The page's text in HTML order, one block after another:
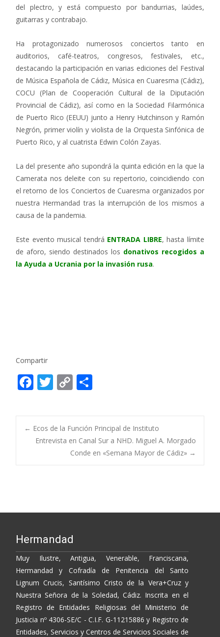
del plectro, y está compuesto por bandurrias, laúdes,
guitarras y contrabajo.
Ha protagonizado numerosos conciertos tanto en
auditorios, café-teatros, congresos, festivales, etc.,
destacando la participación en varias ediciones del Festival
de Música Española de Cádiz, Música en Cuaresma (Cádiz),
COCU (Plan de Cooperación Cultural de la Diputación
Provincial de Cádiz), así como en la Sociedad Filarmónica
de Puerto Rico (EEUU) junto a Henry Hutchinson y Ramón
Negrón, primer violín y violista de la Orquesta Sinfónica de
Puerto Rico, y al cuatrista Edwin Colón Zayas.
La del presente año supondrá la quinta edición en la que la
Camerata nos deleite con su repertorio, coincidiendo con
el retorno de los Conciertos de Cuaresma organizados por
nuestra Hermandad tras la interrupción de los mismos a
causa de la pandemia.
Este evento musical tendrá ENTRADA LIBRE, hasta límite
de aforo, siendo destinados los donativos recogidos a
la Ayuda a Ucrania por la invasión rusa.
Compartir
F
e
b
o
o
T
itt
er
C
p
y
Li
n
m
p
ar
ti
Post
navigation
← Ecos de la Función Principal de Instituto
Entrevista en Canal Sur a NHD. Miguel A. Morgado
Conde en «Semana Mayor de Cádiz» →
Hermandad
Muy Ilustre, Antigua, Venerable, Franciscana,
Hermandad y Cofradía de Penitencia del Santo
Lignum Crucis, Santísimo Cristo de la Vera+Cruz y
Nuestra Señora de la Soledad, Cádiz. Inscrita en el
Registro de Entidades Religiosas del Ministerio de
Justicia nº 4306-SE/C - C.I.F. G-11215886 y Registro de
Entidades, Servicios y Centros de Servicios Sociales de